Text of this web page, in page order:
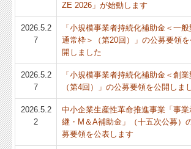
ZE 2026」が始動します
2026.5.2
7
「小規模事業者持続化補助金＜一般
通常枠＞（第20回）」の公募要領
開しました
2026.5.2
7
「小規模事業者持続化補助金＜創業
（第4回）」の公募要領を公開しま
2026.5.2
2
中小企業生産性革命推進事業「事業
継・M＆A補助金」（十五次公募）
募要領を公表します